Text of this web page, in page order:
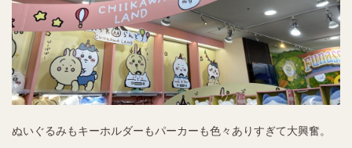
ぬいぐるみもキーホルダーもパーカーも色々ありすぎて大興奮。